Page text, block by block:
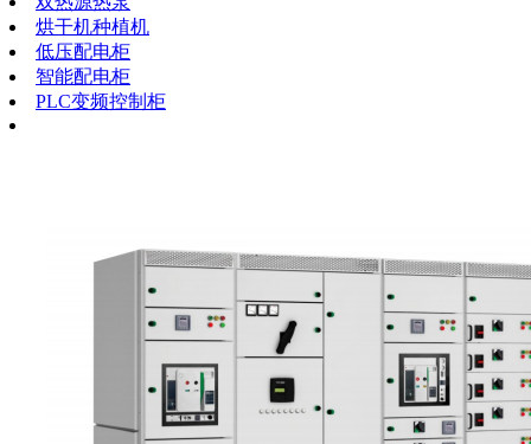
烘干机种植机
低压配电柜
智能配电柜
PLC变频控制柜